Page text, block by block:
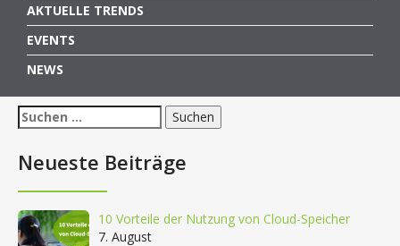
AKTUELLE TRENDS
EVENTS
NEWS
Suchen
nach:
Neueste Beiträge
10 Vorteile der Nutzung von Cloud-Speicher
7. August